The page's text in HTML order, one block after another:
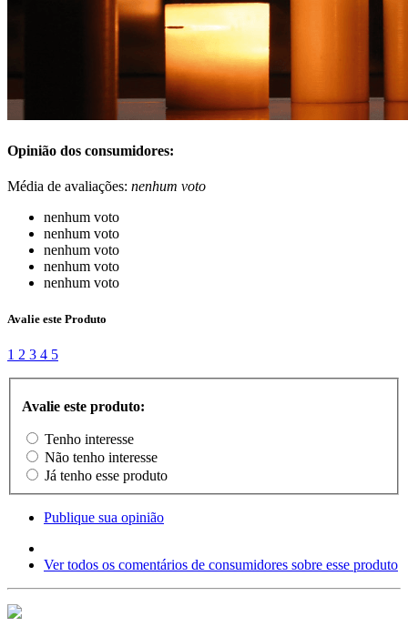
Opinião dos consumidores:
Média de avaliações: nenhum voto
nenhum voto
nenhum voto
nenhum voto
nenhum voto
nenhum voto
Avalie este Produto
1 2 3 4 5
Avalie este produto:
Tenho interesse
Não tenho interesse
Já tenho esse produto
Publique sua opinião
Ver todos os comentários de consumidores sobre esse produto